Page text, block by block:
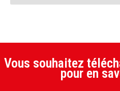
Vous souhaitez
pour en